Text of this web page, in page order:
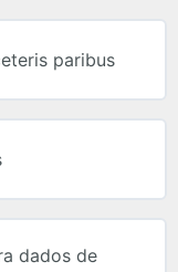
paribus
dados de